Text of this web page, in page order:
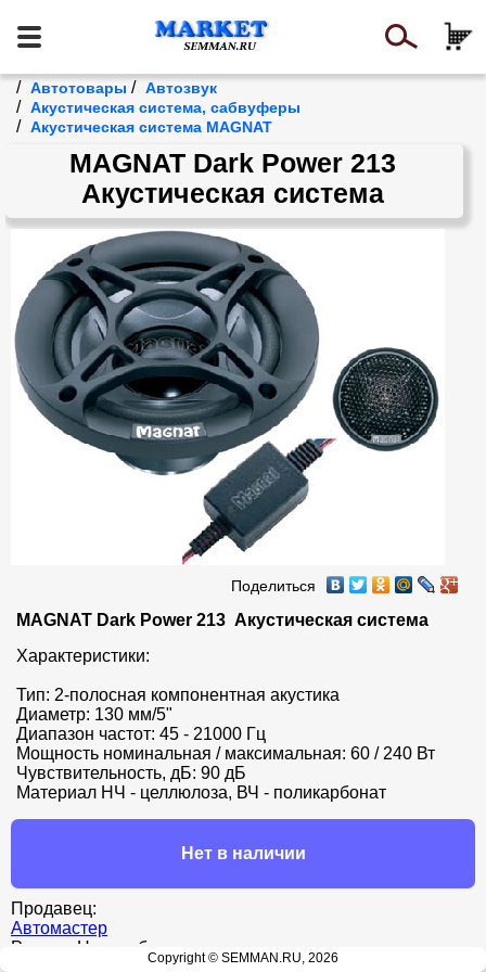
/ Автотовары / Автозвук
/ Акустическая система, сабвуферы
/ Акустическая система MAGNAT
MAGNAT Dark Power 213
Акустическая система
Поделиться
MAGNAT Dark Power 213  Акустическая система
Характеристики:
Тип: 2-полосная компонентная акустика
Диаметр: 130 мм/5"
Диапазон частот: 45 - 21000 Гц
Мощность номинальная / максимальная: 60 / 240 Вт
Чувствительность, дБ: 90 дБ
Материал НЧ - целлюлоза, ВЧ - поликарбонат
Нет в наличии
Продавец:
Автомастер
Россия, Новосибирск
Copyright © SEMMAN.RU, 2026